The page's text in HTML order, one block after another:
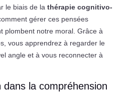
le biais de la thérapie cognitivo-
gérer ces pensées
plombent notre moral. Grâce à
vous apprendrez à regarder le
angle et à vous reconnecter à
dans la compréhension